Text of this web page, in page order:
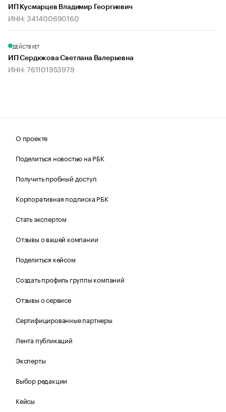
ИП Кусмарцев Владимир Георгиевич
ИНН: 341400690160
ДЕЙСТВУЕТ
ИП Сердюкова Светлана Валерьевна
ИНН: 761101953979
О проекте
Поделиться новостью на РБК
Получить пробный доступ
Корпоративная подписка РБК
Стать экспертом
Отзывы о вашей компании
Поделиться кейсом
Создать профиль группы компаний
Отзывы о сервисе
Сертифицированные партнеры
Лента публикаций
Эксперты
Выбор редакции
Кейсы